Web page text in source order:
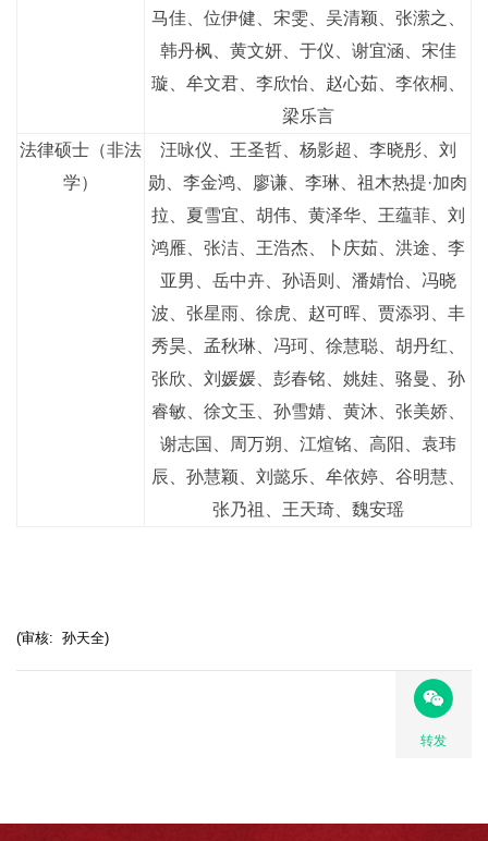
马佳、位伊健、宋雯、吴清颖、张潆之、
韩丹枫、黄文妍、于仪、谢宜涵、宋佳
璇、牟文君、李欣怡、赵心茹、李依桐、
梁乐言
法律硕士（非法
学）
汪咏仪、王圣哲、杨影超、李晓彤、刘
勋、李金鸿、廖谦、李琳、祖木热提·加肉
拉、夏雪宜、胡伟、黄泽华、王蕴菲、刘
鸿雁、张洁、王浩杰、卜庆茹、洪途、李
亚男、岳中卉、孙语则、潘婧怡、冯晓
波、张星雨、徐虎、赵可晖、贾添羽、丰
秀昊、孟秋琳、冯珂、徐慧聪、胡丹红、
张欣、刘媛媛、彭春铭、姚娃、骆曼、孙
睿敏、徐文玉、孙雪婧、黄沐、张美娇、
谢志国、周万朔、江煊铭、高阳、袁玮
辰、孙慧颖、刘懿乐、牟依婷、谷明慧、
张乃祖、王天琦、魏安瑶
(审核: 孙天全)
转发